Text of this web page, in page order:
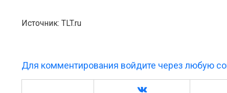
Источник: TLT.ru
Для комментирования войдите через любую